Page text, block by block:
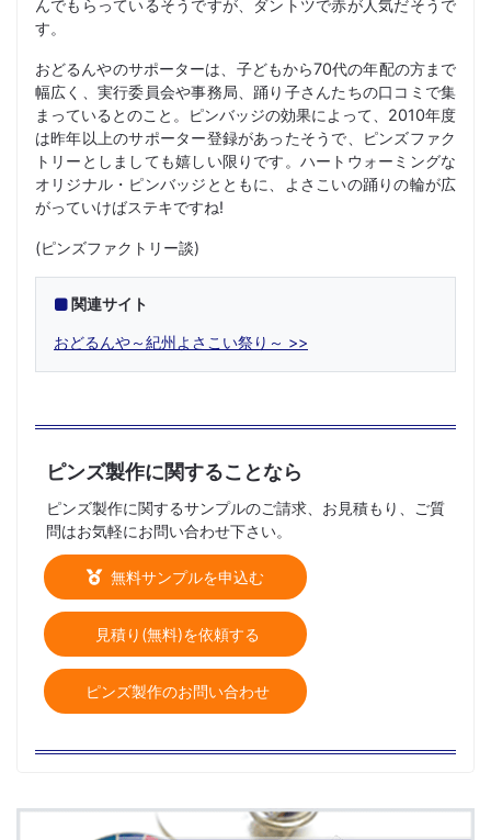
んでもらっているそうですが、ダントツで赤が人気だそうで
す。
おどるんやのサポーターは、子どもから70代の年配の方まで
幅広く、実行委員会や事務局、踊り子さんたちの口コミで集
まっているとのこと。ピンバッジの効果によって、2010年度
は昨年以上のサポーター登録があったそうで、ピンズファク
トリーとしましても嬉しい限りです。ハートウォーミングな
オリジナル・ピンバッジとともに、よさこいの踊りの輪が広
がっていけばステキですね!
(ピンズファクトリー談)
関連サイト
おどるんや～紀州よさこい祭り～
ピンズ製作に関することなら
ピンズ製作に関するサンプルのご請求、お見積もり、ご質
問はお気軽にお問い合わせ下さい。
無料サンプルを申込む
見積り(無料)を依頼する
ピンズ製作のお問い合わせ